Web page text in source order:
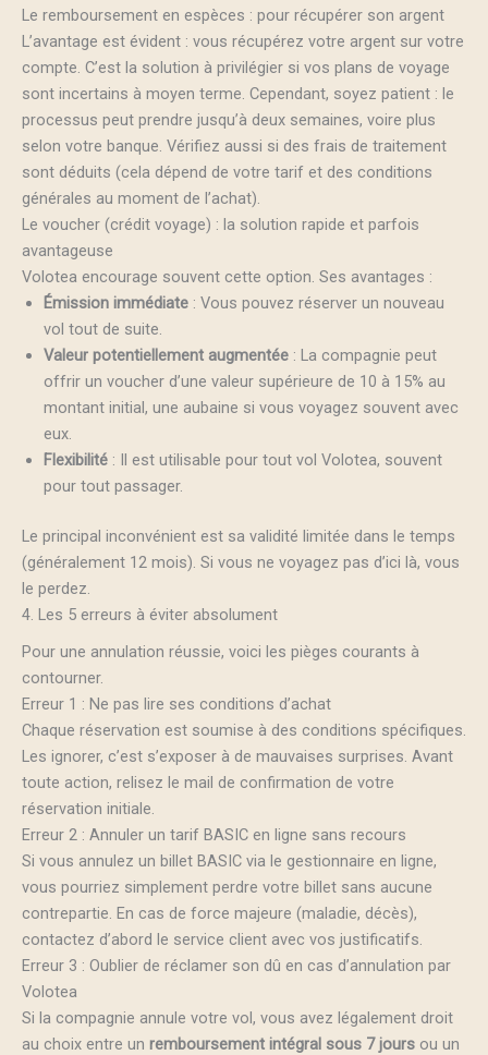
Le remboursement en espèces : pour récupérer son argent
L’avantage est évident : vous récupérez votre argent sur votre
compte. C’est la solution à privilégier si vos plans de voyage
sont incertains à moyen terme. Cependant, soyez patient : le
processus peut prendre jusqu’à deux semaines, voire plus
selon votre banque. Vérifiez aussi si des frais de traitement
sont déduits (cela dépend de votre tarif et des conditions
générales au moment de l’achat).
Le voucher (crédit voyage) : la solution rapide et parfois
avantageuse
Volotea encourage souvent cette option. Ses avantages :
Émission immédiate : Vous pouvez réserver un nouveau
vol tout de suite.
Valeur potentiellement augmentée : La compagnie peut
offrir un voucher d’une valeur supérieure de 10 à 15% au
montant initial, une aubaine si vous voyagez souvent avec
eux.
Flexibilité : Il est utilisable pour tout vol Volotea, souvent
pour tout passager.
Le principal inconvénient est sa validité limitée dans le temps
(généralement 12 mois). Si vous ne voyagez pas d’ici là, vous
le perdez.
4. Les 5 erreurs à éviter absolument
Pour une annulation réussie, voici les pièges courants à
contourner.
Erreur 1 : Ne pas lire ses conditions d’achat
Chaque réservation est soumise à des conditions spécifiques.
Les ignorer, c’est s’exposer à de mauvaises surprises. Avant
toute action, relisez le mail de confirmation de votre
réservation initiale.
Erreur 2 : Annuler un tarif BASIC en ligne sans recours
Si vous annulez un billet BASIC via le gestionnaire en ligne,
vous pourriez simplement perdre votre billet sans aucune
contrepartie. En cas de force majeure (maladie, décès),
contactez d’abord le service client avec vos justificatifs.
Erreur 3 : Oublier de réclamer son dû en cas d’annulation par
Volotea
Si la compagnie annule votre vol, vous avez légalement droit
au choix entre un remboursement intégral sous 7 jours ou un